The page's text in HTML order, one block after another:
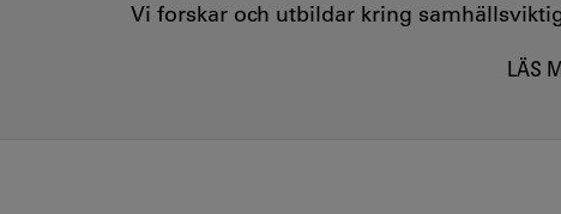
Vi forskar och utbildar kring
LÄS